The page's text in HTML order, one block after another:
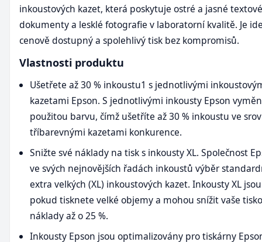
inkoustových kazet, která poskytuje ostré a jasné textové
dokumenty a lesklé fotografie v laboratorní kvalitě. Je
cenově dostupný a spolehlivý tisk bez kompromisů.
Vlastnosti produktu
Ušetřete až 30 % inkoustu1 s jednotlivými
kazetami Epson. S jednotlivými inkousty Epson
použitou barvu, čímž ušetříte až 30 % inkoustu ve
tříbarevnými kazetami konkurence.
Snižte své náklady na tisk s inkousty XL. Společnost
ve svých nejnovějších řadách inkoustů výběr
extra velkých (XL) inkoustových kazet. Inkousty XL
pokud tisknete velké objemy a mohou snížit vaše
náklady až o 25 %.
Inkousty Epson jsou optimalizovány pro tiskárny